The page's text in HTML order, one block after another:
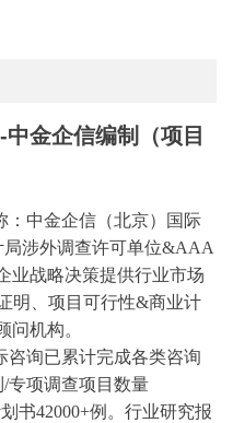
金企信编制（项目
：中金企信（北京）国际
涉外调查许可单位&AAA
业战略决策提供行业市场
明、项目可行性&商业计
问机构。
咨询已累计完成各类咨询
/专项调查项目数量
书42000+例。行业研究报